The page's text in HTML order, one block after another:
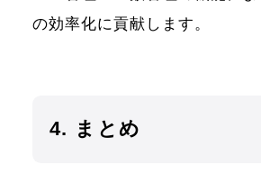
の効率化に貢献します。
4. まとめ